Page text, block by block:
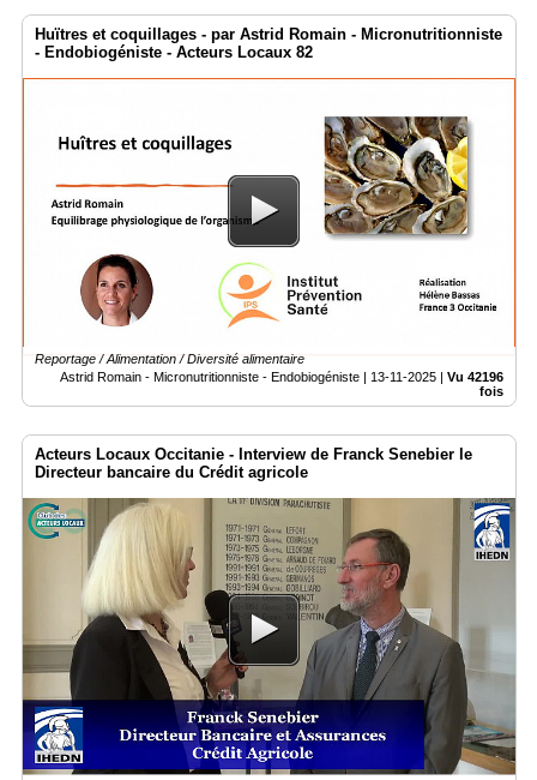
Huïtres et coquillages - par Astrid Romain - Micronutritionniste
- Endobiogéniste - Acteurs Locaux 82
Reportage / Alimentation / Diversité alimentaire
Astrid Romain - Micronutritionniste - Endobiogéniste | 13-11-2025 | Vu 42196
fois
Acteurs Locaux Occitanie - Interview de Franck Senebier le
Directeur bancaire du Crédit agricole